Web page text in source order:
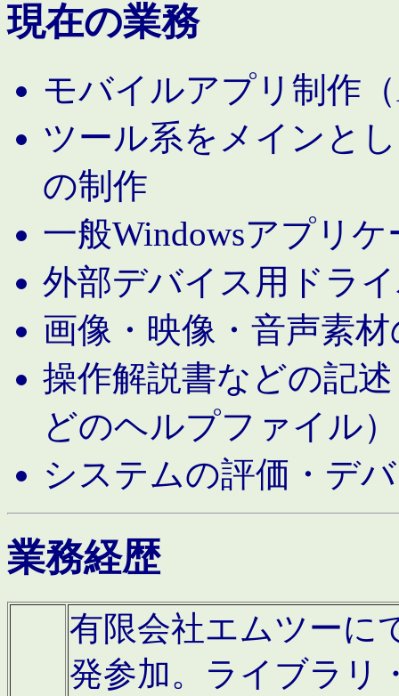
現在の業務
モバイルアプリ制作
ツール系をメインと
の制作
一般Windowsアプリ
外部デバイス用ドラ
画像・映像・音声素
操作解説書などの記
どのヘルプファイル）
システムの評価・デ
業務経歴
有限会社エムツーに
発参加。ライブラリ